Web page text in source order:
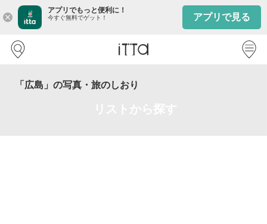
close
アプリでもっと便利に！
今すぐ無料でゲット！ アプリで見る
「広島」の写真・旅のしおり